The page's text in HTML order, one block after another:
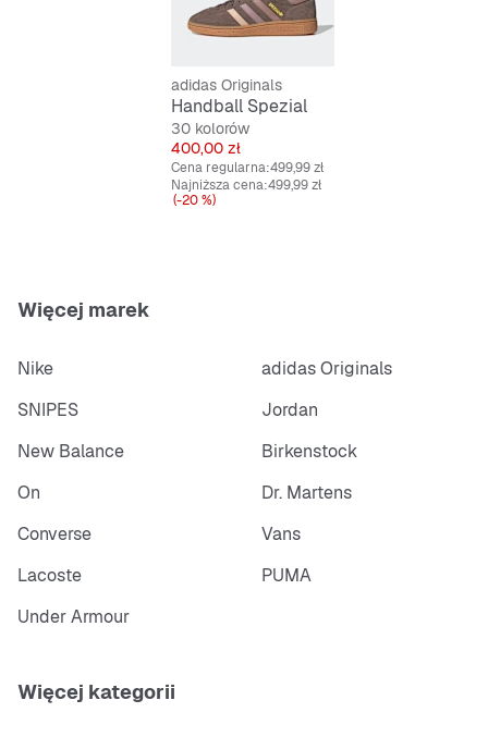
Standardowe dopasowanie
Cholewka ze skóry i materiałów syntetycznych
Podeszwa z naturalnej gumy
adidas Originals
Handball Spezial
30 kolorów
Cena
400,00 zł
Cena regularna:499,99 zł
Najniższa cena:499,99 zł
(-20 %)
Więcej marek
Nike
adidas Originals
SNIPES
Jordan
New Balance
Birkenstock
On
Dr. Martens
Converse
Vans
Lacoste
PUMA
Under Armour
Więcej kategorii